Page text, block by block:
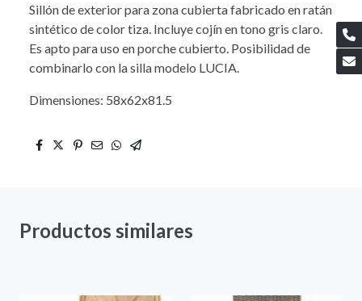
Sillón de exterior para zona cubierta fabricado en ratán
sintético de color tiza. Incluye cojín en tono gris claro.
Es apto para uso en porche cubierto. Posibilidad de
combinarlo con la silla modelo LUCIA.
Dimensiones: 58x62x81.5
Productos similares